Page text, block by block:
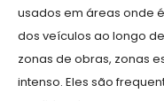
usados em áreas onde
dos veículos ao longo
zonas de obras, zonas
intenso. Eles são